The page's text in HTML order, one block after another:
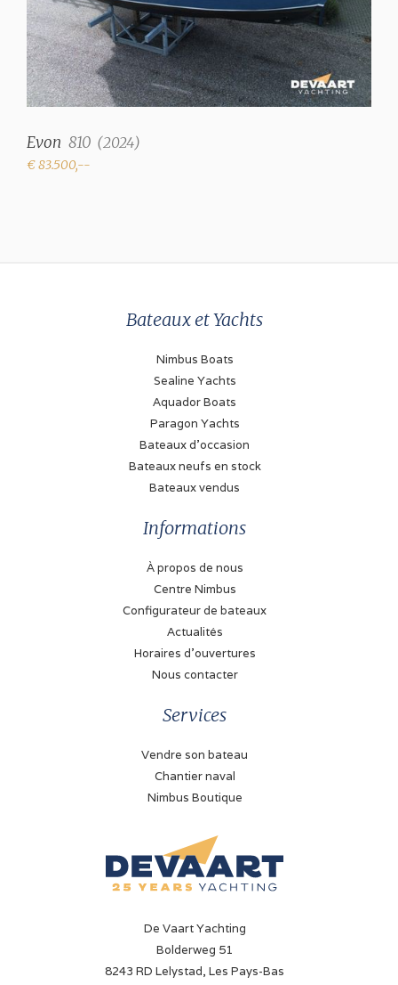
Motorisation et Équipement
Nombre de moteurs
1
Type
in-bord
Puissance (chacun)
Type de transmission
Moteur inboard avec
Jauge du réservoir de carburant
Indicateur de température
Propulseur d'étrave
Chargeur de batterie
30 A (Victron Phoenix)
Evon 810 (2024)
€ 83.500,--
Bateaux et Yachts
Nimbus Boats
Sealine Yachts
Aquador Boats
Paragon Yachts
Bateaux d'occasion
Bateaux neufs en stock
Bateaux vendus
Informations
À propos de nous
Centre Nimbus
Configurateur de bateaux
Actualités
Horaires d'ouvertures
Nous contacter
Services
Vendre son bateau
Chantier naval
Nimbus Boutique
De Vaart Yachting
Bolderweg 51
8243 RD Lelystad, Les Pays-Bas